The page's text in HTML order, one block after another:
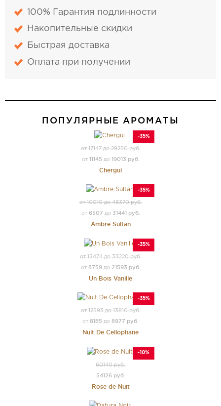
100% Гарантия подлинности
Накопительные скидки
Быстрая доставка
Оплата при получении
ПОПУЛЯРНЫЕ АРОМАТЫ
-35%
от 17147 до 29250 руб.
от 11145 до 19013 руб.
Chergui
-35%
от 10010 до 48370 руб.
от 6507 до 31441 руб.
Ambre Sultan
-35%
от 13474 до 33220 руб.
от 8759до 21593 руб.
Un Bois Vanille
-35%
от 12593 до 13810 руб.
от 8185 до 8977 руб.
Nuit De Cellophane
-10%
60140 руб.
54126 руб.
Rose de Nuit